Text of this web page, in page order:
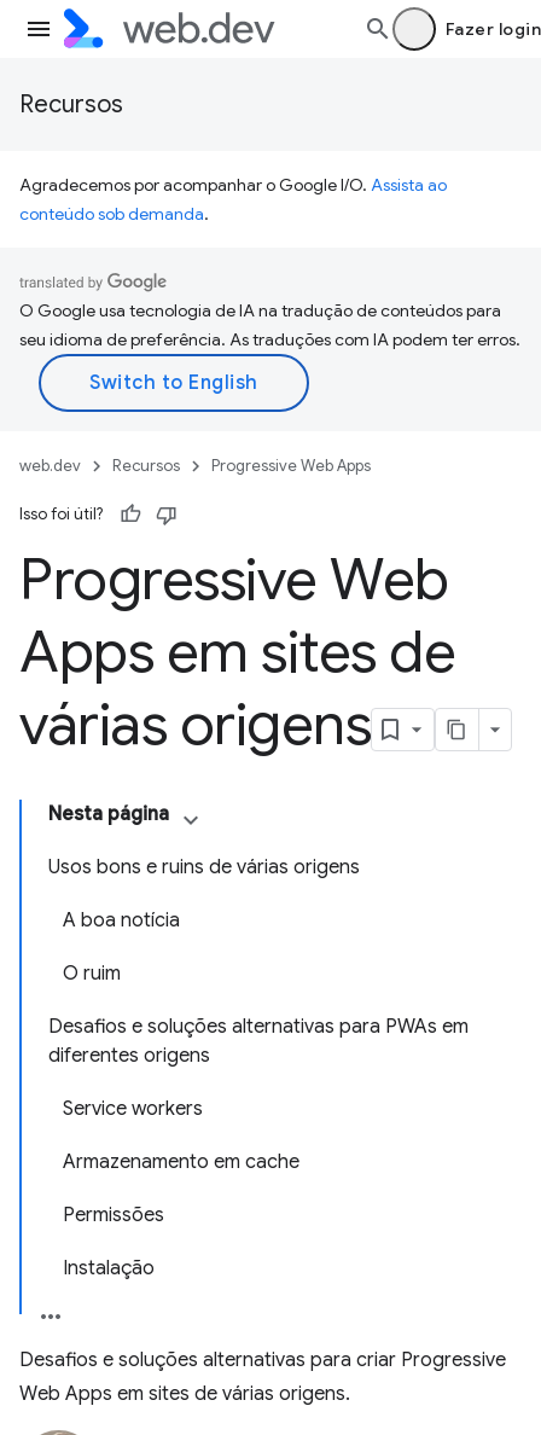
Fazer login
Recursos
Agradecemos por acompanhar o Google I/O. Assista ao
conteúdo sob demanda.
O Google usa tecnologia de IA na tradução de conteúdos para
seu idioma de preferência. As traduções com IA podem ter erros.
web.dev Recursos Progressive Web Apps
Isso foi útil?
Progressive Web
Apps em sites de
várias origens
Nesta página
Usos bons e ruins de várias origens
A boa notícia
O ruim
Desafios e soluções alternativas para PWAs em
diferentes origens
Service workers
Armazenamento em cache
Permissões
Instalação
Desafios e soluções alternativas para criar Progressive
Web Apps em sites de várias origens.